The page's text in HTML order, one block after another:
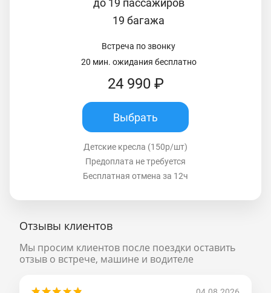
до 19 пассажиров
19 багажа
Встреча по звонку
20 мин. ожидания бесплатно
24 990 ₽
Выбрать
Детские кресла (150р/шт)
Предоплата не требуется
Бесплатная отмена за 12ч
Отзывы клиентов
Мы просим клиентов после поездки оставить
отзыв о встрече, машине и водителе